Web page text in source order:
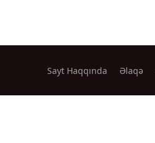
Sayt Haqqında Əlaqə